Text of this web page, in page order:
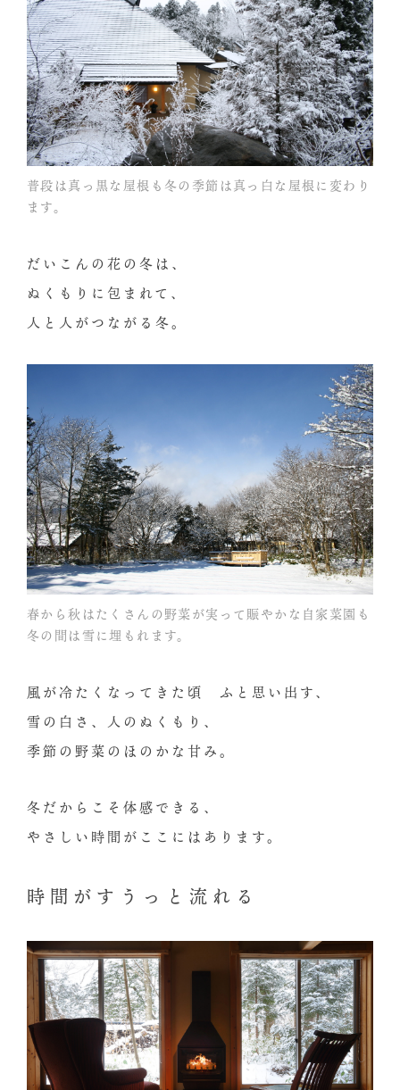
普段は真っ黒な屋根も冬の季節は真っ白な屋根に変わり
ます。
だいこんの花の冬は、
ぬくもりに包まれて、
人と人がつながる冬。
春から秋はたくさんの野菜が実って賑やかな自家菜園も
冬の間は雪に埋もれます。
風が冷たくなってきた頃 ふと思い出す、
雪の白さ、人のぬくもり、
季節の野菜のほのかな甘み。
冬だからこそ体感できる、
やさしい時間がここにはあります。
時間がすうっと流れる